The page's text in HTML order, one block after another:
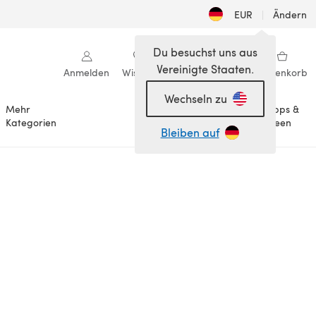
EUR | Ändern
Anmelden Wishlist Meine Bibliothek Warenkorb
Mehr
Kategorien
Anlässe
Tipps &
Ideen
Du besuchst uns aus
Vereinigte Staaten.
Wechseln zu
Bleiben auf